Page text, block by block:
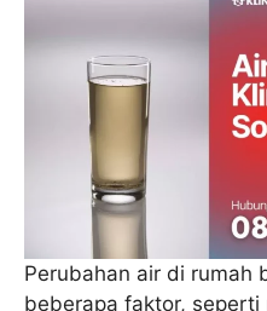
Perubahan air di rumah
beberapa faktor, seperti